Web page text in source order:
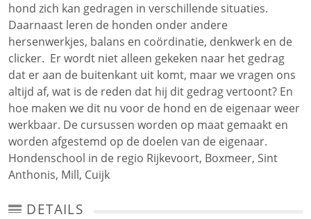
hond zich kan gedragen in verschillende situaties.
Daarnaast leren de honden onder andere
hersenwerkjes, balans en coördinatie, denkwerk en de
clicker. Er wordt niet alleen gekeken naar het gedrag
dat er aan de buitenkant uit komt, maar we vragen ons
altijd af, wat is de reden dat hij dit gedrag vertoont? En
hoe maken we dit nu voor de hond en de eigenaar weer
werkbaar. De cursussen worden op maat gemaakt en
worden afgestemd op de doelen van de eigenaar.
Hondenschool in de regio Rijkevoort, Boxmeer, Sint
Anthonis, Mill, Cuijk
DETAILS